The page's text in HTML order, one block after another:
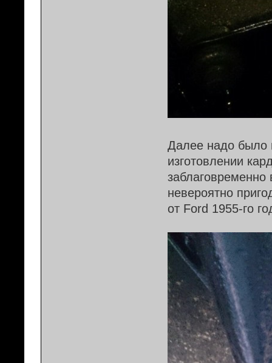
Далее надо было
изготовлении
невероятно
от Ford 1955-го